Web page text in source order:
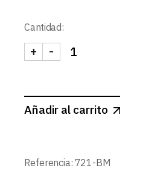
Cantidad:
FOCO TUBULAR
-
+
Añadir al carrito
Referencia: 721-BM